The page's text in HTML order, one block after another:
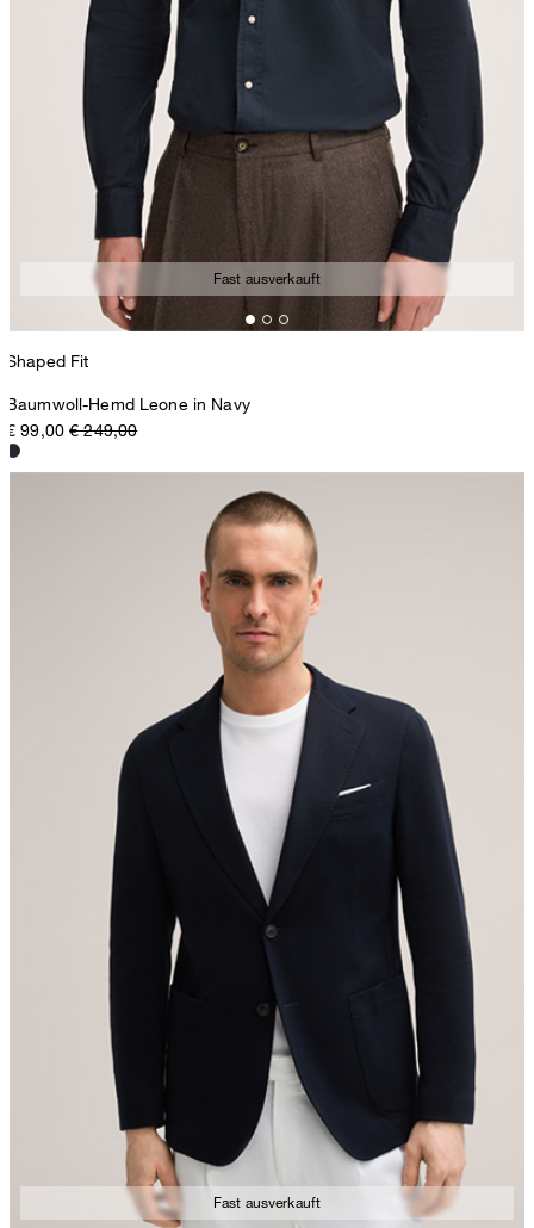
Fast ausverkauft
Shaped Fit
Baumwoll-Hemd Leone in Navy
€ 99,00 € 249,00
Fast ausverkauft